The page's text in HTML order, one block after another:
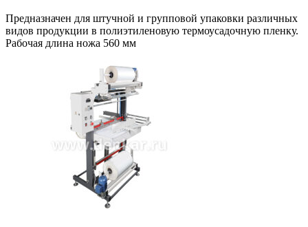
Предназначен для штучной и групповой упаковки различных
видов продукции в полиэтиленовую термоусадочную пленку.
Рабочая длина ножа 560 мм